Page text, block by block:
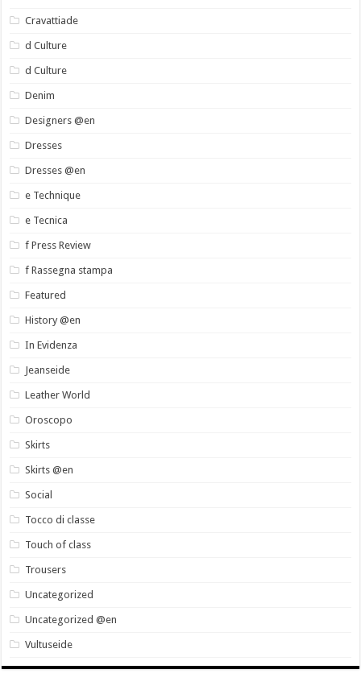
Cravattiade
d Culture
d Culture
Denim
Designers @en
Dresses
Dresses @en
e Technique
e Tecnica
f Press Review
f Rassegna stampa
Featured
History @en
In Evidenza
Jeanseide
Leather World
Oroscopo
Skirts
Skirts @en
Social
Tocco di classe
Touch of class
Trousers
Uncategorized
Uncategorized @en
Vultuseide